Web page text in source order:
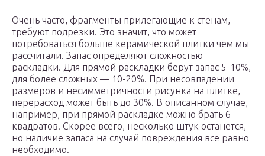
Очень часто, фрагменты прилегающие к стенам,
требуют подрезки. Это значит, что может
потребоваться больше керамической плитки чем мы
рассчитали. Запас определяют сложностью
раскладки. Для прямой раскладки берут запас 5-10%,
для более сложных — 10-20%. При несовпадении
размеров и несимметричности рисунка на плитке,
перерасход может быть до 30%. В описанном случае,
например, при прямой раскладке можно брать 6
квадратов. Скорее всего, несколько штук останется,
но наличие запаса на случай повреждения все равно
необходимо.